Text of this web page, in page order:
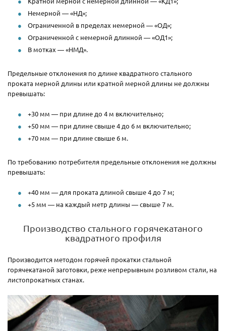
Немерной — «НД»;
Ограниченной в пределах немерной — «ОД»;
Ограниченной с немерной длинной — «ОД1»;
В мотках — «НМД».
Предельные отклонения по длине квадратного стального
проката мерной длины или кратной мерной длины не должны
превышать:
+30 мм — при длине до 4 м включительно;
+50 мм — при длине свыше 4 до 6 м включительно;
+70 мм — при длине свыше 6 м.
По требованию потребителя предельные отклонения не должны
превышать:
+40 мм — для проката длиной свыше 4 до 7 м;
+5 мм — на каждый метр длины — свыше 7 м.
Производство стального горячекатаного
квадратного профиля
Производится методом горячей прокатки стальной
горячекатаной заготовки, реже непрерывным розливом стали, на
листопрокатных станах.